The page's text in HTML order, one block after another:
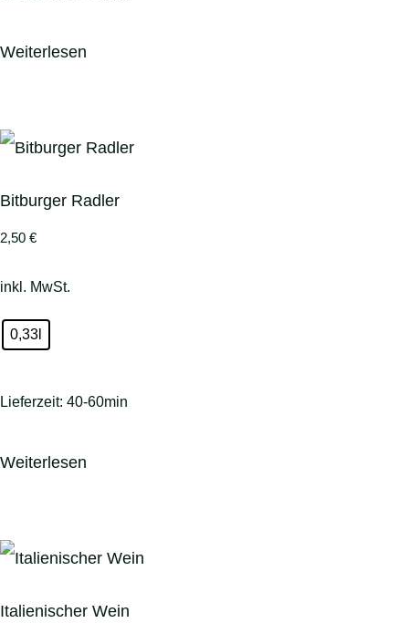
Weiterlesen
Bitburger Radler
2,50 €
inkl. MwSt.
0,33l
Lieferzeit: 40-60min
Weiterlesen
Italienischer Wein